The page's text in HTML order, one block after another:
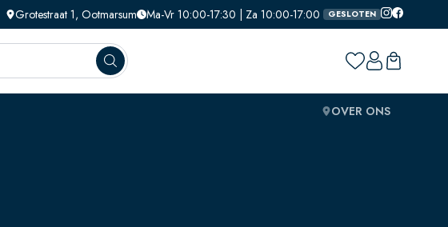
Grotestraat 1, Ootmarsum Ma-Vr 10:00-17:30 | Za 10:00-17:00 GESLOTEN
OVER ONS